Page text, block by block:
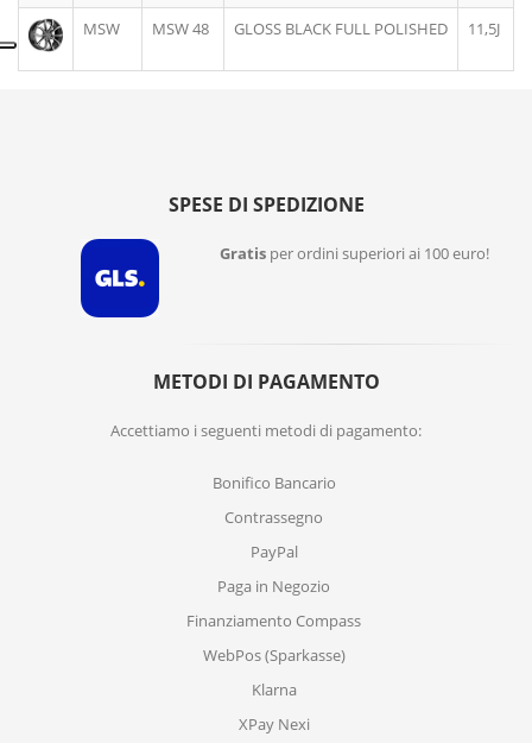
MSW MSW 48 GLOSS BLACK FULL POLISHED 11,5J
SPESE DI SPEDIZIONE
Gratis per ordini superiori ai 100 euro!
METODI DI PAGAMENTO
Accettiamo i seguenti metodi di pagamento:
Bonifico Bancario
Contrassegno
PayPal
Paga in Negozio
Finanziamento Compass
WebPos (Sparkasse)
Klarna
XPay Nexi